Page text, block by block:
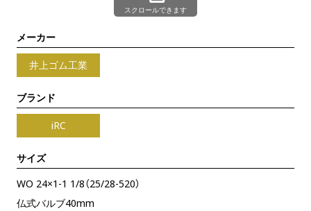
スクロールできます
メーカー
井上ゴム工業
ブランド
iRC
サイズ
WO 24×1-1 1/8（25/28-520）
仏式バルブ40mm